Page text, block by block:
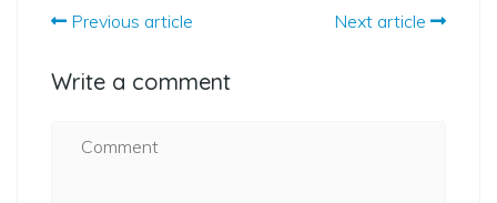
Previous article
Next article
Write a comment